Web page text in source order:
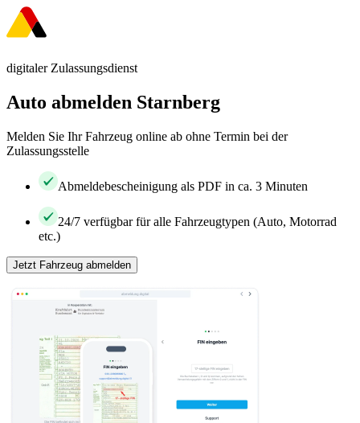
digitaler Zulassungsdienst
Auto abmelden Starnberg
Melden Sie Ihr Fahrzeug online ab ohne Termin bei der
Zulassungsstelle
Abmeldebescheinigung als PDF in ca. 3 Minuten
24/7 verfügbar für alle Fahrzeugtypen (Auto, Motorrad
etc.)
Jetzt Fahrzeug abmelden